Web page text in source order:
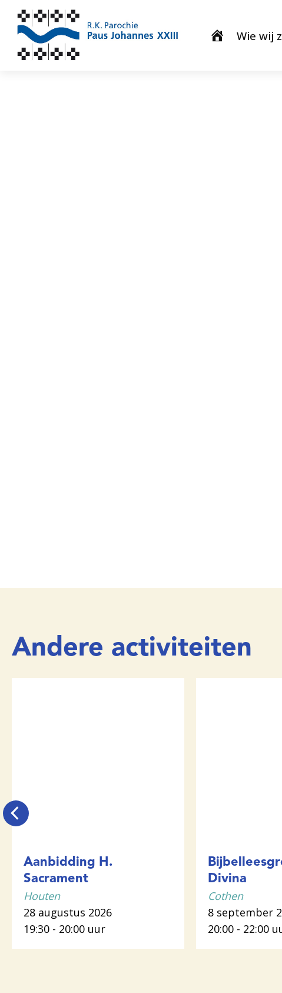
Wie wij
Andere activiteiten
Aanbidding H.
Sacrament
Houten
28 augustus 2026
19:30 - 20:00 uur
Divina
Cothen
8 september
20:00 - 22:00